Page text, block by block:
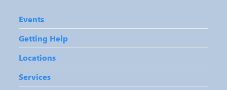
Events
Getting Help
Locations
Services